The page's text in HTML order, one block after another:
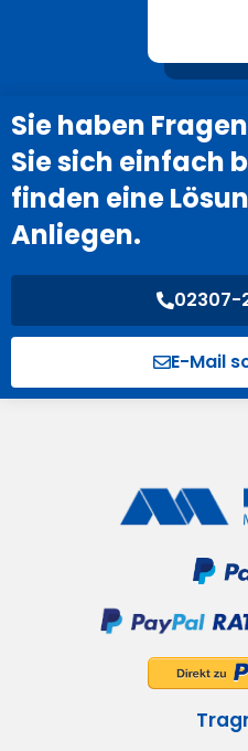
Sie haben
Sie sich einfach
finden eine
Anliegen.
02307-
E-Mail